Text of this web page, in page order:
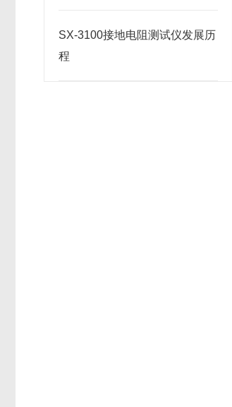
SX-3100接地电阻测试仪发展历
程